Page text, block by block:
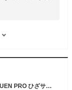
ひざパット 作業用 快適なゲルクッション構造 LIDUEN PRO ひざサポーター 厚手 滑り止め フォーム ニーパッド ガーデニング、フローリング作業用 両膝セット…